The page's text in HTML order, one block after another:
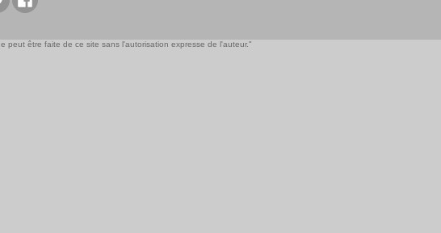
peut être faite de ce site sans l'autorisation expresse de l'auteur."